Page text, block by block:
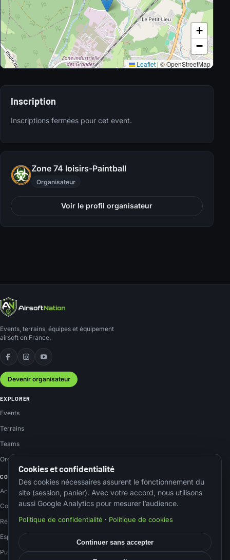
+
−
Leaflet | © OpenStreetMap
Inscription
Inscriptions fermées pour cet event.
Zone 74 loisirs-Paintball
Organisateur
Voir le profil organisateur
Events, terrains, équipes et équipement
airsoft en France.
Facebook
Instagram
YouTube
Devenir organisateur
EXPLORER
Events
Terrains
Teams
Organisateurs
COMMUNAUTÉ
Actus
Contact
Réseaux sociaux
Espace membre
Publier un event
Cookies et confidentialité
Des cookies nécessaires assurent le fonctionnement du
site (session, panier). Avec votre accord, nous utilisons
aussi Google Analytics pour mesurer l’audience.
Politique de confidentialité · Politique de cookies
Continuer sans accepter